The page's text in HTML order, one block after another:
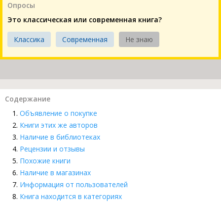
Опросы
Это классическая или современная книга?
Классика Современная Не знаю
Содержание
Объявление о покупке
Книги этих же авторов
Наличие в библиотеках
Рецензии и отзывы
Похожие книги
Наличие в магазинах
Информация от пользователей
Книга находится в категориях